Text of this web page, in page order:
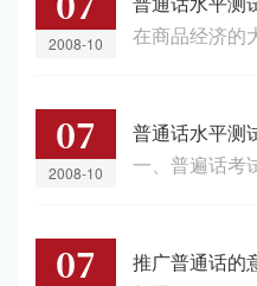
2008-10
07
2008-10
普通话水平测
07
推广普通话的